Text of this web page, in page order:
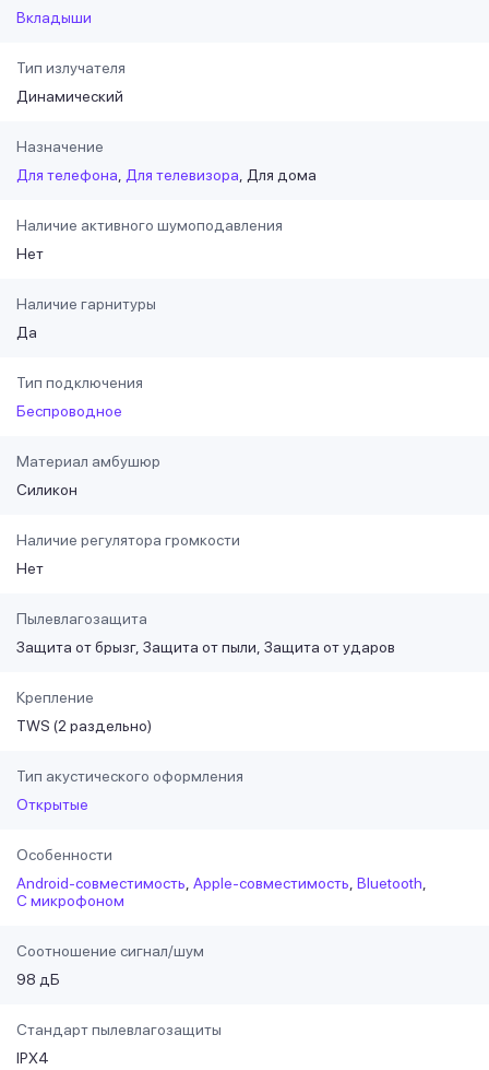
Вкладыши
Тип излучателя
Динамический
Назначение
Для телефона
Для телевизора Для дома
Наличие активного шумоподавления
Нет
Наличие гарнитуры
Да
Тип подключения
Беспроводное
Материал амбушюр
Силикон
Наличие регулятора громкости
Нет
Пылевлагозащита
Защита от брызг Защита от пыли Защита от ударов
Крепление
TWS (2 раздельно)
Тип акустического оформления
Открытые
Особенности
Android-совместимость Apple-совместимость Bluetooth
С микрофоном
Соотношение сигнал/шум
98 дБ
Стандарт пылевлагозащиты
IPX4